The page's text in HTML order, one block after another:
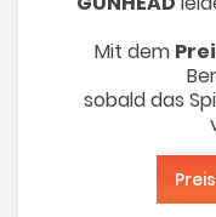
Mit dem
sobald das